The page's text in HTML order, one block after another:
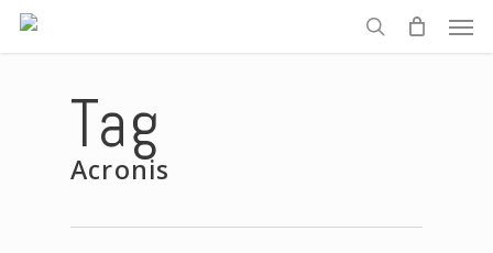
Skip
to
search
Tag
Acronis